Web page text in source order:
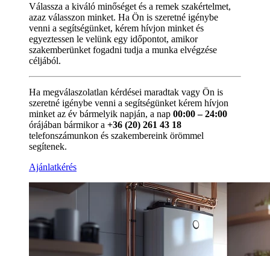
Válassza a kiváló minőséget és a remek szakértelmet,
azaz válasszon minket. Ha Ön is szeretné igénybe
venni a segítségünket, kérem hívjon minket és
egyeztessen le velünk egy időpontot, amikor
szakemberünket fogadni tudja a munka elvégzése
céljából.
Ha megválaszolatlan kérdései maradtak vagy Ön is
szeretné igénybe venni a segítségünket kérem hívjon
minket az év bármelyik napján, a nap 00:00 – 24:00
órájában bármikor a +36 (20) 261 43 18
telefonszámunkon és szakembereink örömmel
segítenek.
Ajánlatkérés